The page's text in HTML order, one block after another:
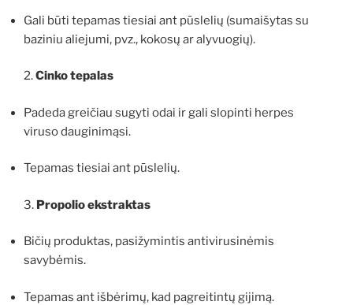
Gali būti tepamas tiesiai ant pūslelių (sumaišytas su
baziniu aliejumi, pvz., kokosų ar alyvuogių).
2.Cinko tepalas
Padeda greičiau sugyti odai ir gali slopinti herpes
viruso dauginimąsi.
Tepamas tiesiai ant pūslelių.
3. Propolio ekstraktas
Bičių produktas, pasižymintis antivirusinėmis
savybėmis.
Tepamas ant išbėrimų, kad pagreitintų gijimą.